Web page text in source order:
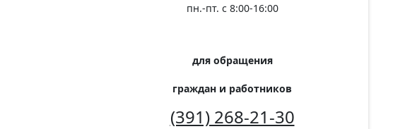
пн.-пт. с 8:00-16:00
для обращения
граждан и работников
(391) 268-21-30